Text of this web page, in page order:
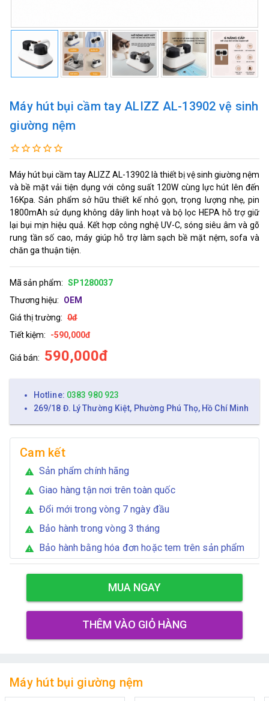
Máy hút bụi cầm tay ALIZZ AL-13902 vệ sinh
giường nệm
Máy hút bụi cầm tay ALIZZ AL-13902 là thiết bị vệ sinh giường nệm
và bề mặt vải tiện dụng với công suất 120W cùng lực hút lên đến
16Kpa. Sản phẩm sở hữu thiết kế nhỏ gọn, trọng lượng nhẹ, pin
1800mAh sử dụng không dây linh hoạt và bộ lọc HEPA hỗ trợ giữ
lại bụi mịn hiệu quả. Kết hợp công nghệ UV-C, sóng siêu âm và gõ
rung tần số cao, máy giúp hỗ trợ làm sạch bề mặt nệm, sofa và
chăn ga thuận tiện.
Mã sản phẩm: SP1280037
Thương hiệu:
OEM
Giá thị trường: 0đ
Tiết kiệm:
-590,000đ
Giá bán: 590,000đ
Hotline: 0383 980 923
269/18 Đ. Lý Thường Kiệt, Phường Phú Thọ, Hồ Chí Minh
Cam kết
warning Sản phẩm chính hãng
warning Giao hàng tận nơi trên toàn quốc
warning Đổi mới trong vòng 7 ngày đầu
warning Bảo hành trong vòng 3 tháng
warning Bảo hành bằng hóa đơn hoặc tem trên sản phẩm
MUA NGAY
THÊM VÀO GIỎ HÀNG
Máy hút bụi giường nệm